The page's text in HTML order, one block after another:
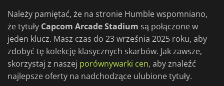
Należy pamiętać, że na stronie Humble wspomniano,
że tytuły Capcom Arcade Stadium są połączone w
jeden klucz. Masz czas do 23 września 2025 roku, aby
zdobyć tę kolekcję klasycznych skarbów. Jak zawsze,
skorzystaj z naszej porównywarki cen, aby znaleźć
najlepsze oferty na nadchodzące ulubione tytuły.